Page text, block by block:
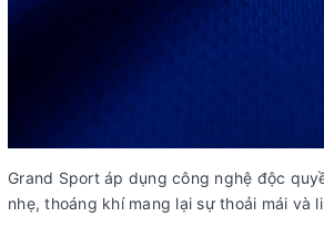
Grand Sport áp dụng công nghệ độc
nhẹ, thoáng khí mang lại sự thoải mái và